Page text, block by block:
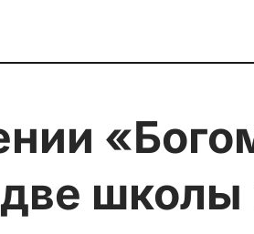
школы